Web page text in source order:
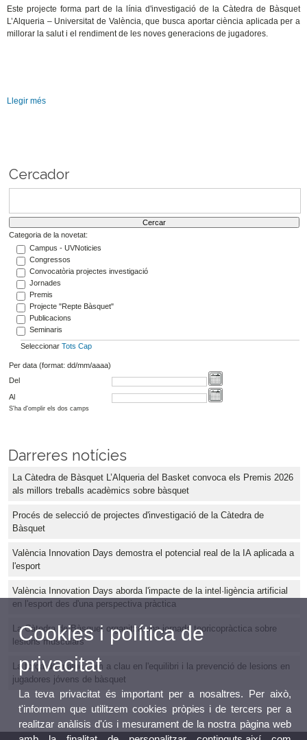
Este projecte forma part de la línia d'investigació de la Càtedra de Bàsquet
L’Alqueria – Universitat de València, que busca aportar ciència aplicada per a
millorar la salut i el rendiment de les noves generacions de jugadores.
Llegir més
Cercador
Categoria de la novetat:
Campus - UVNoticies
Congressos
Convocatòria projectes investigació
Jornades
Premis
Projecte "Repte Bàsquet"
Publicacions
Seminaris
Seleccionar Tots Cap
Per data (format: dd/mm/aaaa)
Del
Al
S'ha d'omplir els dos camps
Darreres notícies
La Càtedra de Bàsquet L’Alqueria del Basket convoca els Premis 2026
als millors treballs acadèmics sobre bàsquet
Procés de selecció de projectes d'investigació de la Càtedra de
Bàsquet
València Innovation Days demostra el potencial real de la IA aplicada a
l'esport
València Innovation Days aborda l'impacte de la intel·ligència artificial
en l'esport des d'una perspectiva pràctica
La Càtedra de Bàsquet organitza una jornada teoricopràctica sobre
lesions musculars
La força de maluc com a clau en l'equilibri i la prevenció de lesions en
jugadores jóvens de bàsquet
Cookies i política de
privacitat
La teva privacitat és important per a nosaltres. Per això,
t'informem que utilitzem cookies pròpies i de tercers per a
realitzar anàlisis d'ús i mesurament de la nostra pàgina web